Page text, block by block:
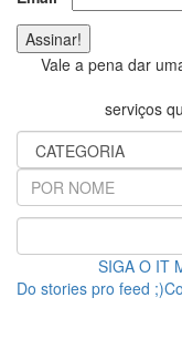
Vale a pena dar
serviços
SIGA O IT
Do stories pro feed